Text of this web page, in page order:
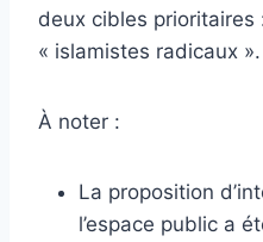
deux cibles
« islamistes radicaux ».
À noter :
La proposition
l’espace public a